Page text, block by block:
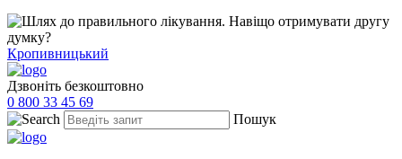
Кропивницький
Дзвоніть безкоштовно
0 800 33 45 69
Пошук